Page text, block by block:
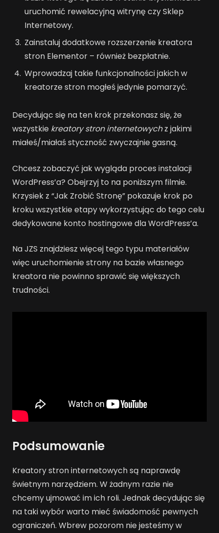
uruchomić rewelacyjną witrynę czy Sklep
Internetowy.
Zainstaluj dodatkowe rozszerzenie kreatora
stron Elementor – również bezpłatnie.
Wprowadzaj takie funkcjonalności jakich w
kreatorze stron mogłeś jedynie pomarzyć.
Decydując się na ten krok przekonasz się, że
wszystkie kreatory stron internetowychz jakimi
miałeś/miałaś styczność zwyczajnie gasną.
Chcesz zobaczyć jak wygląda proces instalacji
WordPress’a? Obejrzyj to na poniższym filmie.
Krzysiek z “Jak Zrobić Stronę” pokazuje krok po
kroku wszystkie etapy wykorzystując do tego celu
dedykowane konto hostingowe dla WordPress’a.
Na JZS znajdziesz więcej tego typu materiałów
więc uruchomienie strony na bazie własnego
kreatora nie powinno sprawić się większych
trudności.
Podsumowanie
Kreatory stron internetowych są naprawdę
świetnym narzędziem. W żadnym razie nie
chcemy ujmować im ich roli. Jednak decydując się
na taki wybór warto mieć świadomość pewnych
ograniczeń. Wbrew pozorom nie jesteśmy w